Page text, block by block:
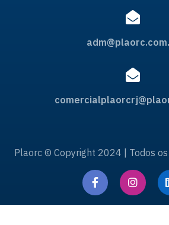
Plaorc © Copyright 2024 | Todos